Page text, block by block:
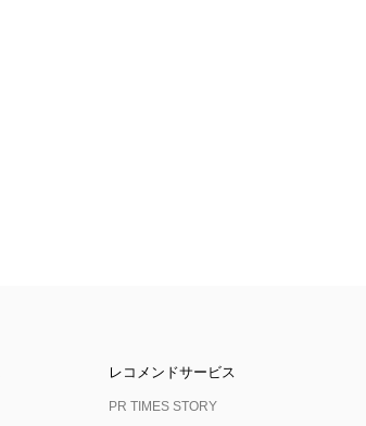
レコメンドサービス
PR TIMES STORY